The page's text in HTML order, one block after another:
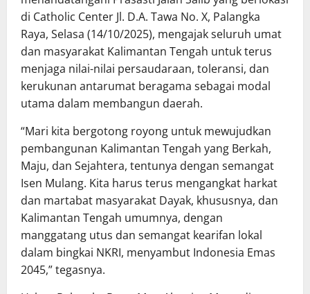
di Catholic Center Jl. D.A. Tawa No. X, Palangka
Raya, Selasa (14/10/2025), mengajak seluruh umat
dan masyarakat Kalimantan Tengah untuk terus
menjaga nilai-nilai persaudaraan, toleransi, dan
kerukunan antarumat beragama sebagai modal
utama dalam membangun daerah.
“Mari kita bergotong royong untuk mewujudkan
pembangunan Kalimantan Tengah yang Berkah,
Maju, dan Sejahtera, tentunya dengan semangat
Isen Mulang. Kita harus terus mengangkat harkat
dan martabat masyarakat Dayak, khususnya, dan
Kalimantan Tengah umumnya, dengan
manggatang utus dan semangat kearifan lokal
dalam bingkai NKRI, menyambut Indonesia Emas
2045,” tegasnya.